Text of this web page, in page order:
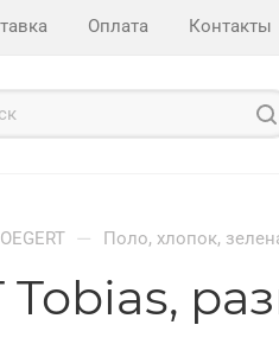
Оплата Контакты
— Поло, хлопок,